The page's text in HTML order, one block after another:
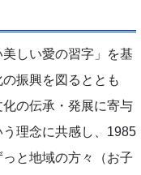
美しい愛の習字」を基
振興を図るととも
の伝承・発展に寄与
理念に共感し、1985
と地域の方々（お子